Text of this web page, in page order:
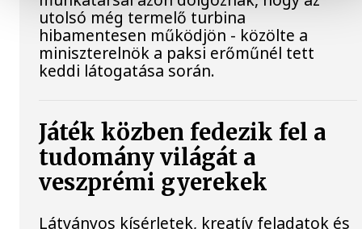
utolsó még termelő turbina
hibamentesen működjön - közölte a
miniszterelnök a paksi erőműnél tett
keddi látogatása során.
Játék közben fedezik fel a
tudomány világát a
veszprémi gyerekek
Látványos kísérletek, kreatív feladatok és